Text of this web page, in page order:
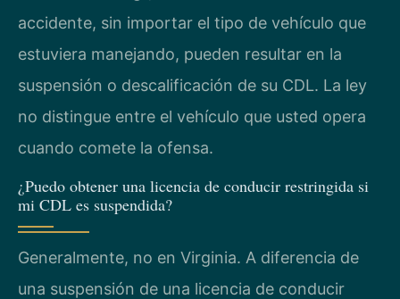
accidente, sin importar el tipo de vehículo que
estuviera manejando, pueden resultar en la
suspensión o descalificación de su CDL. La ley
no distingue entre el vehículo que usted opera
cuando comete la ofensa.
¿Puedo obtener una licencia de conducir restringida si
mi CDL es suspendida?
Generalmente, no en Virginia. A diferencia de
una suspensión de una licencia de conducir